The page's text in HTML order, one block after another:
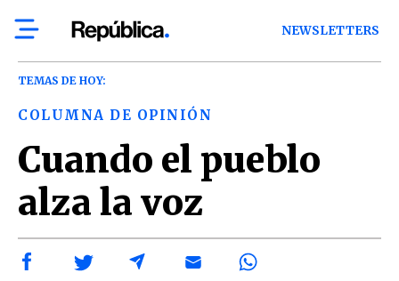
NEWSLETTERS
TEMAS DE HOY:
COLUMNA DE OPINIÓN
Cuando el pueblo
alza la voz